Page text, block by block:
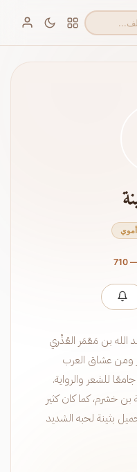
بن مَعْمَر العُذْري
ومن عشاق العرب
للشعر والرواية.
بن خشرم، كما كان كثير
بثينة لحبه الشديد